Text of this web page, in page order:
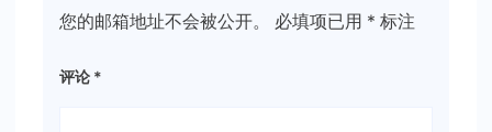
您的邮箱地址不会被公开。 必填项已用 * 标注
评论 *